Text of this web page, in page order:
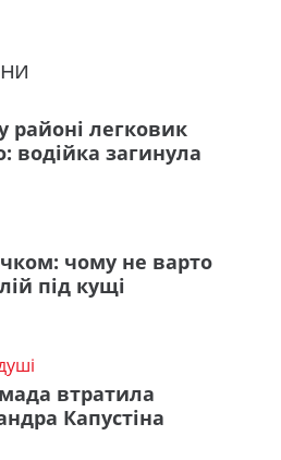
легковик
водійка загинула
чому не варто
під кущі
втратила
Капустіна